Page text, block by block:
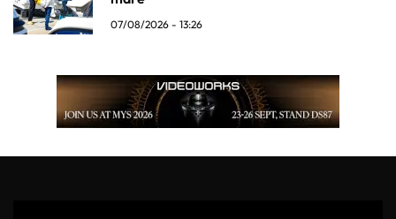
07/08/2026 - 13:26